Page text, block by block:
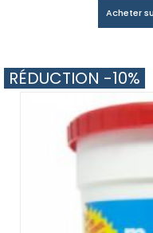
Acheter
RÉDUCTION -10%